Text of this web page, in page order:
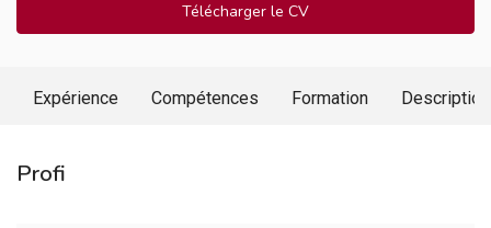
Télécharger le CV
Expérience Compétences Formation Description
Profi